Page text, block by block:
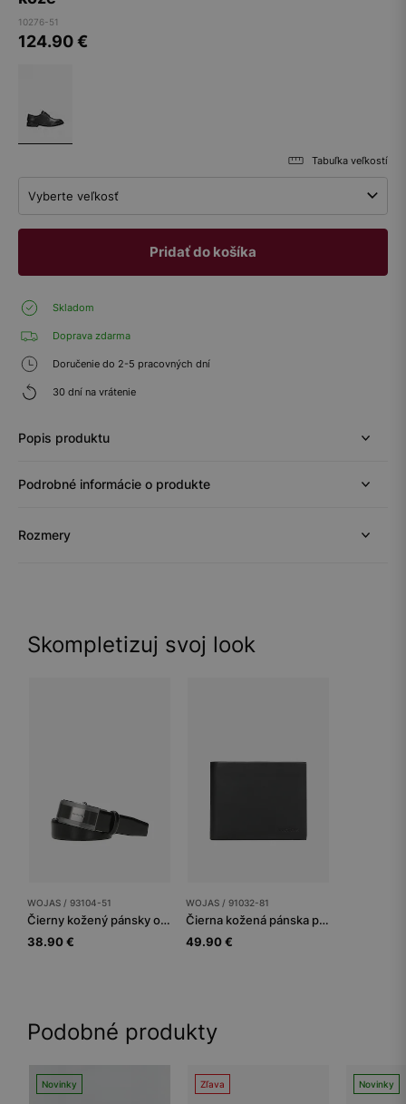
10276-51
124.90€
Tabuľka veľkostí
Vyberte veľkosť
Pridať do košíka
Skladom
Doprava zdarma
Doručenie do 2-5 pracovných dní
30 dní na vrátenie
Popis produktu
Podrobné informácie o produkte
Rozmery
Skompletizuj svoj look
WOJAS / 93104-51
Čierny kožený pánsky opasok s plnou prackou
38.90 €
WOJAS / 91032-81
Čierna kožená pánska peňaženka horizontálna
49.90 €
Podobné produkty
Novinky Zľava Novinky